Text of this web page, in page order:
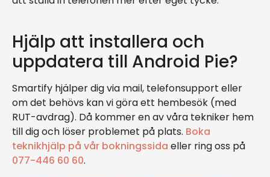
Hjälp att installera och
uppdatera till Android Pie?
Smartify hjälper dig via mail, telefonsupport eller
om det behövs kan vi göra ett hembesök (med
RUT-avdrag). Då kommer en av våra tekniker hem
till dig och löser problemet på plats. Boka
teknikhjälp på vår bokningssida eller ring oss på
077-446 60 60.